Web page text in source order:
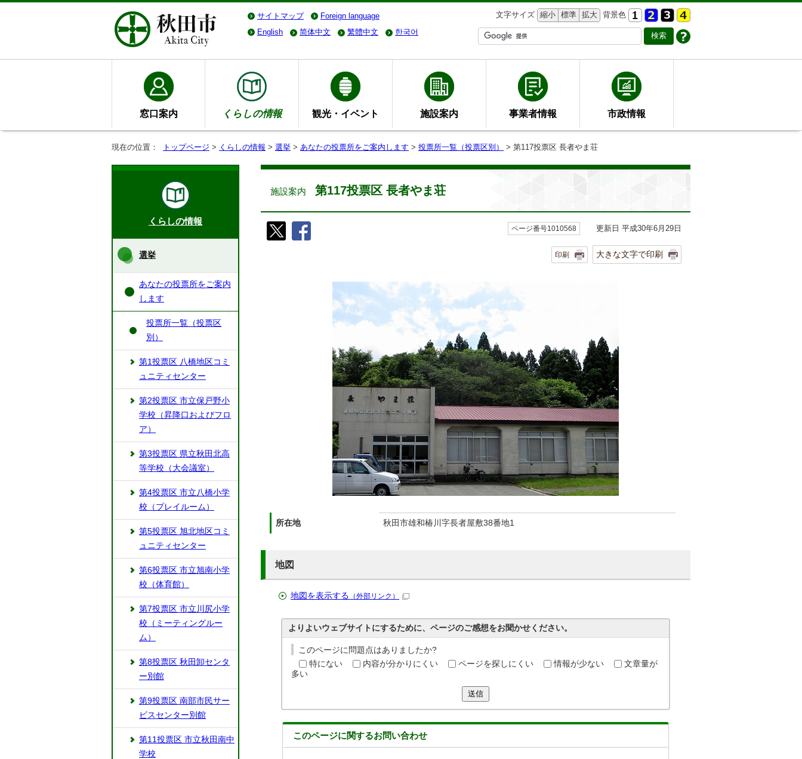
サイトマップ Foreign language 文字サイズ 縮小 標準 拡大 背景色
English
简体中文 繁體中文 한국어
窓口案内 くらしの情報 観光・イベント 施設案内 事業者情報 市政情報
現在の位置： トップページ > くらしの情報 > 選挙 > あなたの投票所をご案内します > 投票所一覧（投票区別） > 第117投票区 長者やま荘
施設案内 第117投票区 長者やま荘
ページ番号1010568 更新日 平成30年6月29日
印刷 大きな文字で印刷
所在地 秋田市雄和椿川字長者屋敷38番地1
地図
地図を表示する （外部リンク）
よりよいウェブサイトにするために、ページのご感想をお聞かせください。
このページに問題点はありましたか?
特にない
内容が分かりにくい ページを探しにくい 情報が少ない
文章量が
多い
送信
このページに関するお問い合わせ
くらしの情報
選挙
あなたの投票所をご案内
します
投票所一覧（投票区
別）
第1投票区 八橋地区コミ
ュニティセンター
第2投票区 市立保戸野小
学校（昇降口およびフロ
ア）
第3投票区 県立秋田北高
等学校（大会議室）
第4投票区 市立八橋小学
校（プレイルーム）
第5投票区 旭北地区コミ
ュニティセンター
第6投票区 市立旭南小学
校（体育館）
第7投票区 市立川尻小学
校（ミーティングルー
ム）
第8投票区 秋田卸センタ
ー別館
第9投票区 南部市民サー
ビスセンター別館
第11投票区 市立秋田南中
学校